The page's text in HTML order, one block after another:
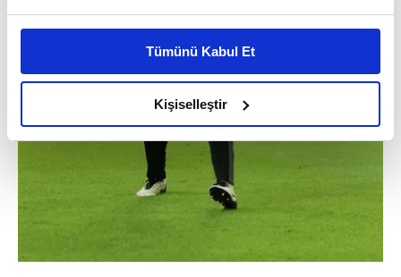
Bu çerezlere izin vermeniz halinde sizlere özel
daha iyi reklam deneyimi yaşatabiliriz. Bunu yaparken
amacımızın size daha iyi bir reklam deneyimi sunmak
olduğunu ve sizlere en iyi içerikleri sunabilmek adına
elimizden gelen çabayı gösterdiğimizi ve bu noktada,
reklamların maliyetlerimizi karşılamak noktasında tek gelir
kalemimiz olduğunu sizlere hatırlatmak isteriz.
Her halükârda, kullanıcılar, bu çerezlere izin vermedikleri
takdirde, kullanıcılara hedefli reklamlar
Tümünü Kabul Et
Kişiselleştir